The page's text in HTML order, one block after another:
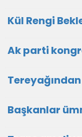
Kül Rengi
Ak parti
Başkanlar